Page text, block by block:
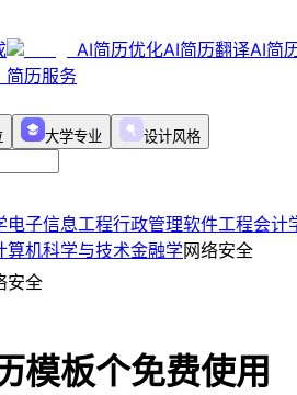
AI简历优化AI简历翻译AI简
简历服务
大学专业 设计风格
电子信息工程行政管理软件工程会计
算机科学与技术金融学网络安全
安全
模板个免费使用